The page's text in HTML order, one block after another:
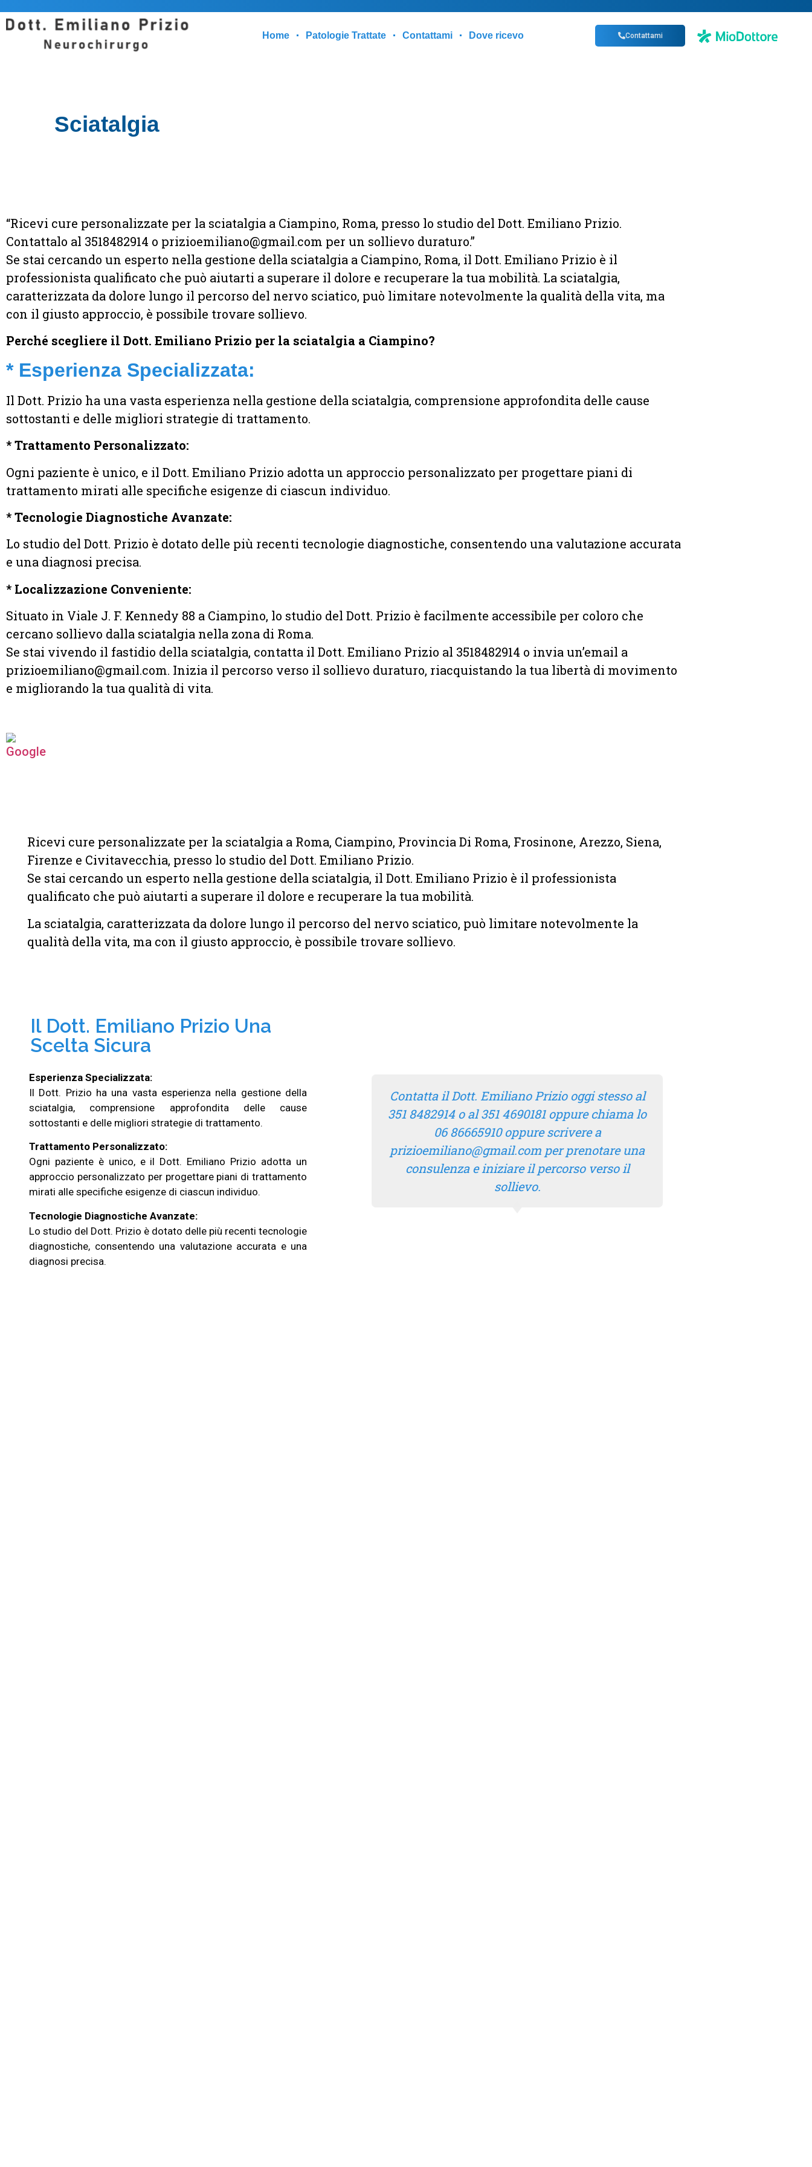
Home Patologie Trattate Contattami Dove ricevo Contattami
Sciatalgia
“Ricevi cure personalizzate per la sciatalgia a Ciampino, Roma, presso lo studio del Dott. Emiliano Prizio.
Contattalo al 3518482914 o prizioemiliano@gmail.com per un sollievo duraturo.”
Se stai cercando un esperto nella gestione della sciatalgia a Ciampino, Roma, il Dott. Emiliano Prizio è il
professionista qualificato che può aiutarti a superare il dolore e recuperare la tua mobilità. La sciatalgia,
caratterizzata da dolore lungo il percorso del nervo sciatico, può limitare notevolmente la qualità della vita, ma
con il giusto approccio, è possibile trovare sollievo.
Perché scegliere il Dott. Emiliano Prizio per la sciatalgia a Ciampino?
* Esperienza Specializzata:
Il Dott. Prizio ha una vasta esperienza nella gestione della sciatalgia, comprensione approfondita delle cause
sottostanti e delle migliori strategie di trattamento.
* Trattamento Personalizzato:
Ogni paziente è unico, e il Dott. Emiliano Prizio adotta un approccio personalizzato per progettare piani di
trattamento mirati alle specifiche esigenze di ciascun individuo.
* Tecnologie Diagnostiche Avanzate:
Lo studio del Dott. Prizio è dotato delle più recenti tecnologie diagnostiche, consentendo una valutazione accurata
e una diagnosi precisa.
* Localizzazione Conveniente:
Situato in Viale J. F. Kennedy 88 a Ciampino, lo studio del Dott. Prizio è facilmente accessibile per coloro che
cercano sollievo dalla sciatalgia nella zona di Roma.
Se stai vivendo il fastidio della sciatalgia, contatta il Dott. Emiliano Prizio al 3518482914 o invia un’email a
prizioemiliano@gmail.com. Inizia il percorso verso il sollievo duraturo, riacquistando la tua libertà di movimento
e migliorando la tua qualità di vita.
Ricevi cure personalizzate per la sciatalgia a Roma, Ciampino, Provincia Di Roma, Frosinone, Arezzo, Siena,
Firenze e Civitavecchia, presso lo studio del Dott. Emiliano Prizio.
Se stai cercando un esperto nella gestione della sciatalgia, il Dott. Emiliano Prizio è il professionista
qualificato che può aiutarti a superare il dolore e recuperare la tua mobilità.
La sciatalgia, caratterizzata da dolore lungo il percorso del nervo sciatico, può limitare notevolmente la
qualità della vita, ma con il giusto approccio, è possibile trovare sollievo.
Il Dott. Emiliano Prizio Una
Scelta Sicura
Esperienza Specializzata:
Il Dott. Prizio ha una vasta esperienza nella gestione della
sciatalgia, comprensione approfondita delle cause
sottostanti e delle migliori strategie di trattamento.
Trattamento Personalizzato:
Ogni paziente è unico, e il Dott. Emiliano Prizio adotta un
approccio personalizzato per progettare piani di trattamento
mirati alle specifiche esigenze di ciascun individuo.
Tecnologie Diagnostiche Avanzate:
Lo studio del Dott. Prizio è dotato delle più recenti tecnologie
diagnostiche, consentendo una valutazione accurata e una
diagnosi precisa.
Contatta il Dott. Emiliano Prizio oggi stesso al
351 8482914 o al 351 4690181 oppure chiama lo
06 86665910 oppure scrivere a
prizioemiliano@gmail.com per prenotare una
consulenza e iniziare il percorso verso il
sollievo.